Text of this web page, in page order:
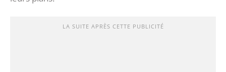
LA SUITE APRÈS CETTE PUBLICITÉ